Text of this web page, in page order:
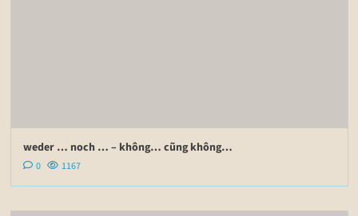
weder … noch … – không… cũng không…
0 1167